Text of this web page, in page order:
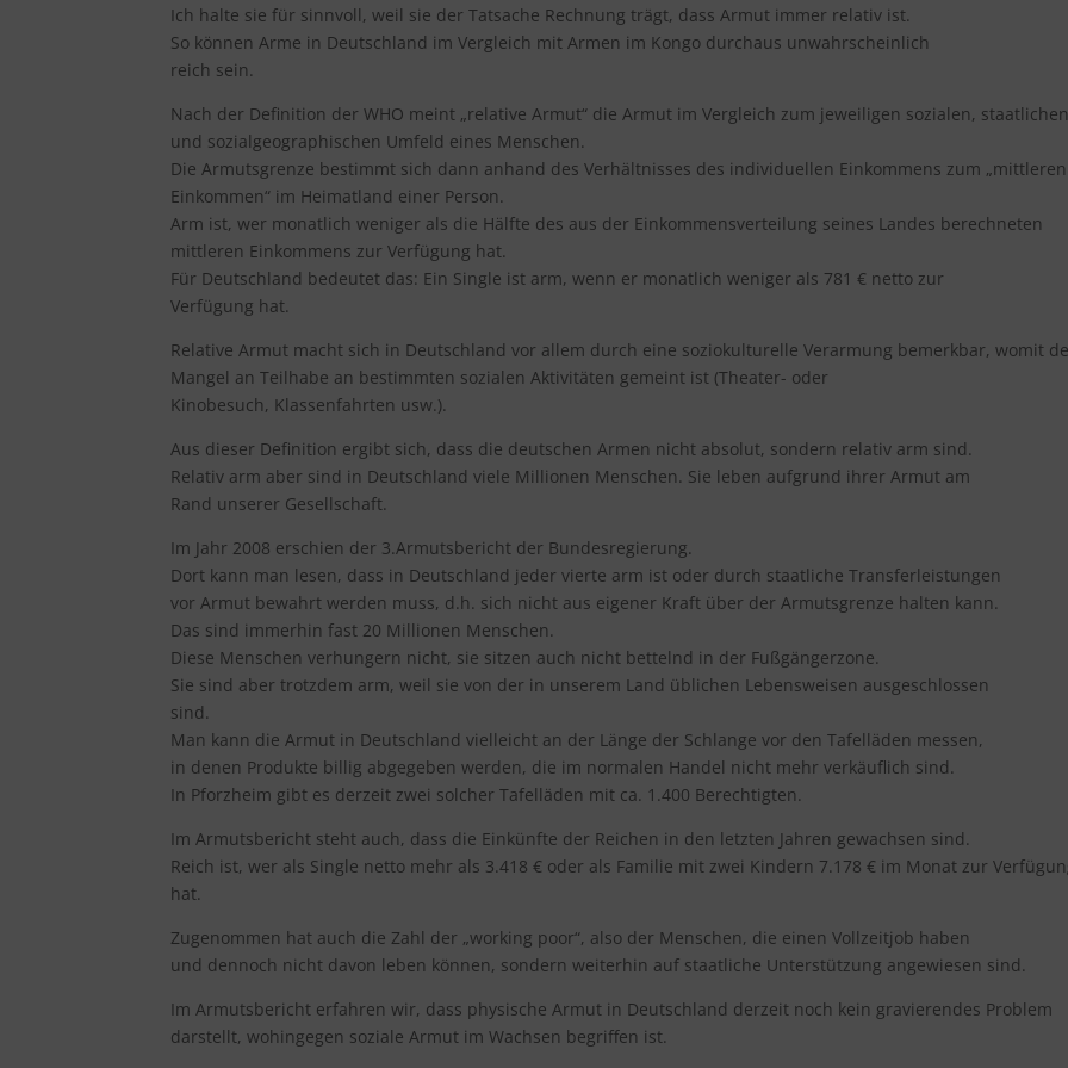
Ich halte sie für sinnvoll, weil sie der Tatsache Rechnung trägt, dass Armut immer relativ ist.
So können Arme in Deutschland im Vergleich mit Armen im Kongo durchaus unwahrscheinlich
reich sein.
Nach der Definition der WHO meint „relative Armut“ die Armut im Vergleich zum jeweiligen sozialen, staatlichen
und sozialgeographischen Umfeld eines Menschen.
Die Armutsgrenze bestimmt sich dann anhand des Verhältnisses des individuellen Einkommens zum „mittleren
Einkommen“ im Heimatland einer Person.
Arm ist, wer monatlich weniger als die Hälfte des aus der Einkommensverteilung seines Landes berechneten
mittleren Einkommens zur Verfügung hat.
Für Deutschland bedeutet das: Ein Single ist arm, wenn er monatlich weniger als 781 € netto zur
Verfügung hat.
Relative Armut macht sich in Deutschland vor allem durch eine soziokulturelle Verarmung bemerkbar, womit
Mangel an Teilhabe an bestimmten sozialen Aktivitäten gemeint ist (Theater- oder
Kinobesuch, Klassenfahrten usw.).
Aus dieser Definition ergibt sich, dass die deutschen Armen nicht absolut, sondern relativ arm sind.
Relativ arm aber sind in Deutschland viele Millionen Menschen. Sie leben aufgrund ihrer Armut am
Rand unserer Gesellschaft.
Im Jahr 2008 erschien der 3.Armutsbericht der Bundesregierung.
Dort kann man lesen, dass in Deutschland jeder vierte arm ist oder durch staatliche Transferleistungen
vor Armut bewahrt werden muss, d.h. sich nicht aus eigener Kraft über der Armutsgrenze halten kann.
Das sind immerhin fast 20 Millionen Menschen.
Diese Menschen verhungern nicht, sie sitzen auch nicht bettelnd in der Fußgängerzone.
Sie sind aber trotzdem arm, weil sie von der in unserem Land üblichen Lebensweisen ausgeschlossen
sind.
Man kann die Armut in Deutschland vielleicht an der Länge der Schlange vor den Tafelläden messen,
in denen Produkte billig abgegeben werden, die im normalen Handel nicht mehr verkäuflich sind.
In Pforzheim gibt es derzeit zwei solcher Tafelläden mit ca. 1.400 Berechtigten.
Im Armutsbericht steht auch, dass die Einkünfte der Reichen in den letzten Jahren gewachsen sind.
Reich ist, wer als Single netto mehr als 3.418 € oder als Familie mit zwei Kindern 7.178 € im Monat zur
hat.
Zugenommen hat auch die Zahl der „working poor“, also der Menschen, die einen Vollzeitjob haben
und dennoch nicht davon leben können, sondern weiterhin auf staatliche Unterstützung angewiesen sind.
Im Armutsbericht erfahren wir, dass physische Armut in Deutschland derzeit noch kein gravierendes Problem
darstellt, wohingegen soziale Armut im Wachsen begriffen ist.